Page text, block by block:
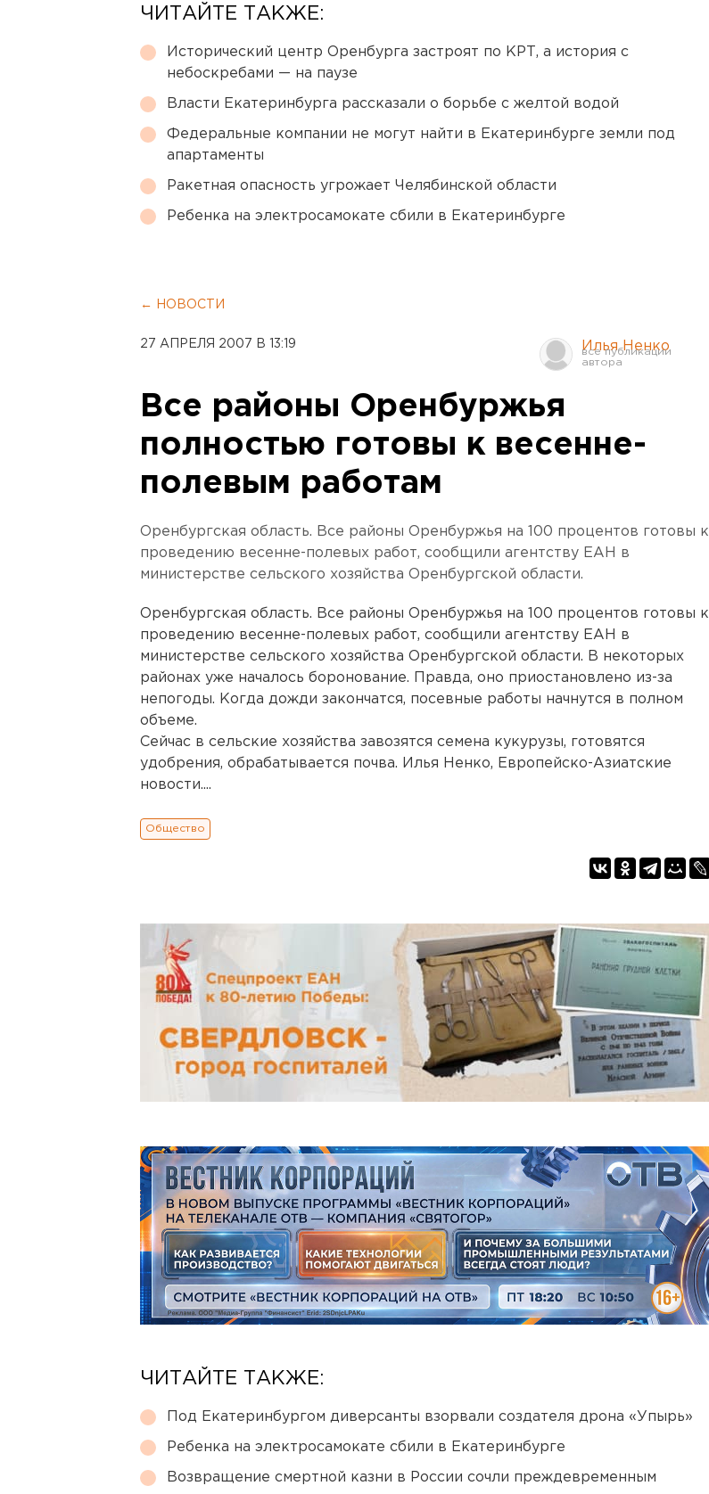
ЧИТАЙТЕ ТАКЖЕ:
Исторический центр Оренбурга застроят по КРТ, а история с
небоскребами — на паузе
Власти Екатеринбурга рассказали о борьбе с желтой водой
Федеральные компании не могут найти в Екатеринбурге земли под
апартаменты
Ракетная опасность угрожает Челябинской области
Ребенка на электросамокате сбили в Екатеринбурге
← НОВОСТИ
27 АПРЕЛЯ 2007 В 13:19 Илья Ненко
Все районы Оренбуржья
полностью готовы к весенне-
полевым работам
Оренбургская область. Все районы Оренбуржья на 100 процентов готовы к
проведению весенне-полевых работ, сообщили агентству ЕАН в
министерстве сельского хозяйства Оренбургской области.
Оренбургская область. Все районы Оренбуржья на 100 процентов готовы к
проведению весенне-полевых работ, сообщили агентству ЕАН в
министерстве сельского хозяйства Оренбургской области. В некоторых
районах уже началось боронование. Правда, оно приостановлено из-за
непогоды. Когда дожди закончатся, посевные работы начнутся в полном
объеме.
Сейчас в сельские хозяйства завозятся семена кукурузы, готовятся
удобрения, обрабатывается почва. Илья Ненко, Европейско-Азиатские
новости....
Общество
ЧИТАЙТЕ ТАКЖЕ:
Под Екатеринбургом диверсанты взорвали создателя дрона «Упырь»
Ребенка на электросамокате сбили в Екатеринбурге
Возвращение смертной казни в России сочли преждевременным